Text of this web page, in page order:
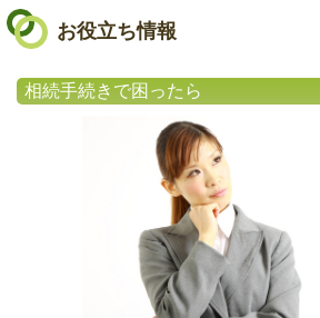
お役立ち情報
相続手続きで困ったら